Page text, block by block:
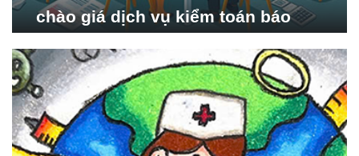
chào giá dịch vụ kiểm toán báo
Nghiên cứu Phát triển Xã
hội_ISDS)